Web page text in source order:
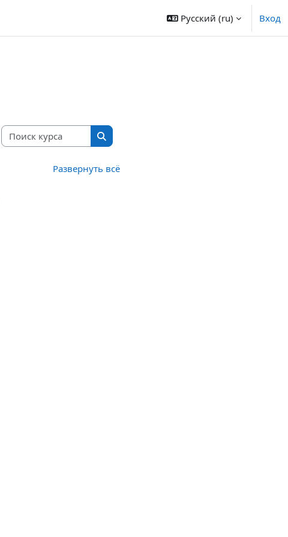
Русский ‎(ru)‎ Вход
Поиск курса
Поиск курса
Развернуть всё